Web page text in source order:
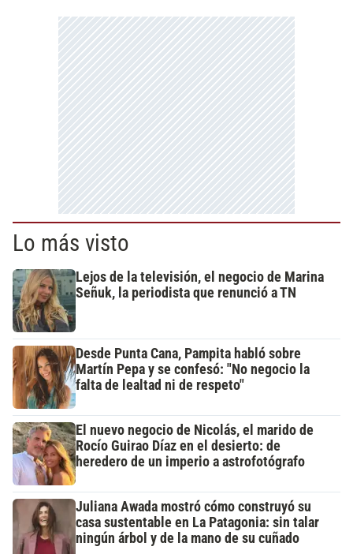
Lo más visto
Lejos de la televisión, el negocio de Marina
Señuk, la periodista que renunció a TN
Desde Punta Cana, Pampita habló sobre
Martín Pepa y se confesó: "No negocio la
falta de lealtad ni de respeto"
El nuevo negocio de Nicolás, el marido de
Rocío Guirao Díaz en el desierto: de
heredero de un imperio a astrofotógrafo
Juliana Awada mostró cómo construyó su
casa sustentable en La Patagonia: sin talar
ningún árbol y de la mano de su cuñado